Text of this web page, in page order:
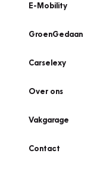
E-Mobility
GroenGedaan
Carselexy
Over ons
Vakgarage
Contact